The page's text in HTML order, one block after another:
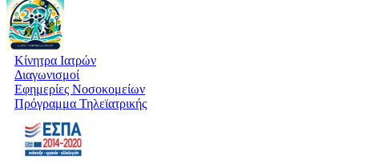
Κίνητρα Ιατρών
Διαγωνισμοί
Εφημερίες Νοσοκομείων
Πρόγραμμα Τηλεϊατρικής